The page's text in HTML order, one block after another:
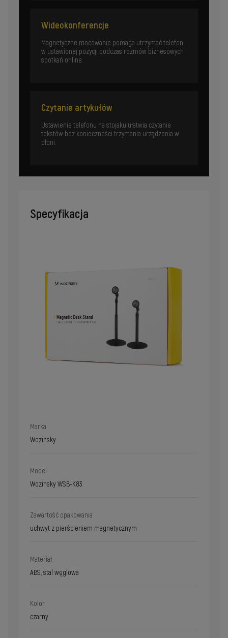
Wideokonferencje
Magnetyczne mocowanie pomaga utrzymać telefon
w ustawionej pozycji podczas rozmów biznesowych i
spotkań online.
Czytanie artykułów
Ustawienie telefonu na stojaku ułatwia czytanie
tekstów bez konieczności trzymania urządzenia w
dłoni.
Specyfikacja
Marka
Wozinsky
Model
Wozinsky WSB-K83
Zawartość opakowania
uchwyt z pierścieniem magnetycznym
Materiał
ABS, stal węglowa
Kolor
czarny